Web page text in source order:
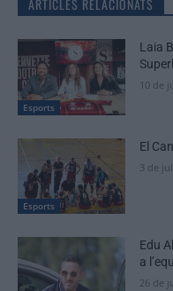
ARTICLES RELACIONATS
Esports
Laia
10 de
Esports
El
3 de
Edu
a
26 de